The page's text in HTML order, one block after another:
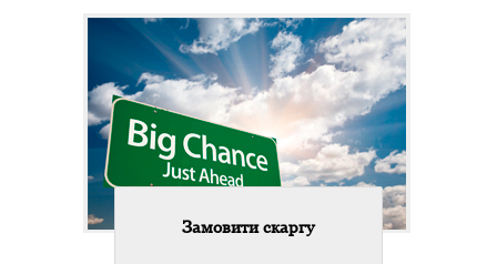
Замовити скаргу